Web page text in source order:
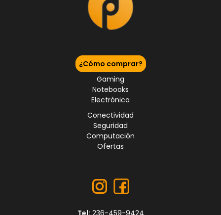
¿Cómo comprar?
Gaming
Notebooks
Electrónica
Conectividad
Seguridad
Computación
Ofertas
Tel: 236-459-9424